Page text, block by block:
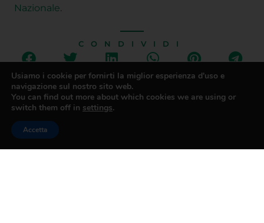
Nazionale
CONDIVIDI
PRECEDENTE
Istat: Confesercenti, da prezzi e occupazione segnali contrastanti, effetto dazi “anestetizza” l’economia Dazi, l’intervista al presidente di Confesercenti Nico Gronchi sul quotidiano La Stampa
Usiamo i cookie per fornirti la miglior esperienza d'uso e
navigazione sul nostro sito web.
You can find out more about which cookies we are using or
switch them off in settings.
Accetta